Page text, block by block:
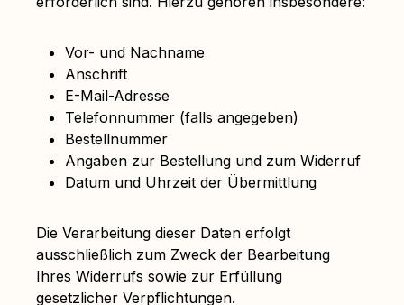
Vor- und Nachname
Anschrift
E-Mail-Adresse
Telefonnummer (falls angegeben)
Bestellnummer
Angaben zur Bestellung und zum Widerruf
Datum und Uhrzeit der Übermittlung
Die Verarbeitung dieser Daten erfolgt
ausschließlich zum Zweck der Bearbeitung
Ihres Widerrufs sowie zur Erfüllung
gesetzlicher Verpflichtungen.